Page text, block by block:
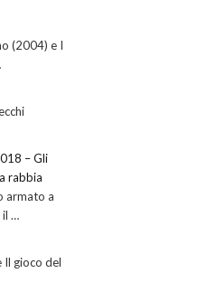
(2004) e I
– Gli
rabbia
armato a
il …
Il gioco del